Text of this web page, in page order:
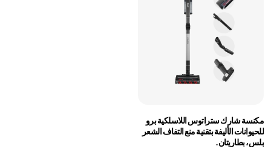
مكنسة شارك ستراتوس اللاسلكية برو
للحيوانات الأليفة بتقنية منع التفاف الشعر
بلس، بطاريتان.